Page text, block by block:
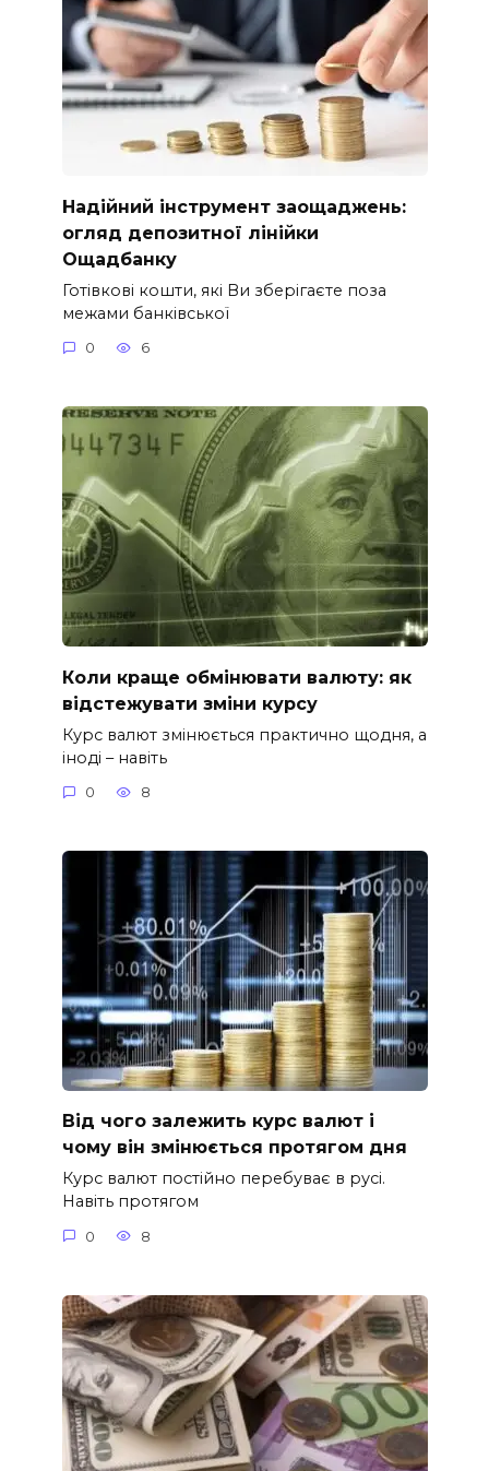
Надійний інструмент заощаджень:
огляд депозитної лінійки
Ощадбанку
Готівкові кошти, які Ви зберігаєте поза
межами банківської
0 6
Коли краще обмінювати валюту: як
відстежувати зміни курсу
Курс валют змінюється практично щодня, а
іноді – навіть
0 8
Від чого залежить курс валют і
чому він змінюється протягом дня
Курс валют постійно перебуває в русі.
Навіть протягом
0 8